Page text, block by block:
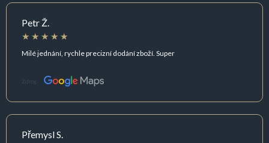
Petr Ž.
Milé jednání, rychle precizní dodání zboží. Super
Zdroj:
Přemysl S.